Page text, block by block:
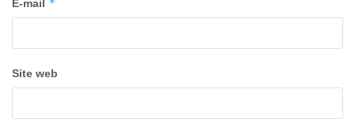
E-mail *
Site web